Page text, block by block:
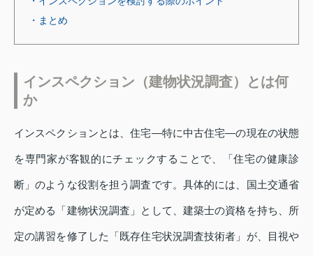
・まとめ
インスペクション（建物状況調査）とは何
か
インスペクションとは、住宅—特に中古住宅—の現在の状態
を専門家が客観的にチェックすることで、「住宅の健康診
断」のような役割を担う調査です。具体的には、国土交通省
が定める「建物状況調査」として、建築士の資格を持ち、所
定の講習を修了した「既存住宅状況調査技術者」が、目視や